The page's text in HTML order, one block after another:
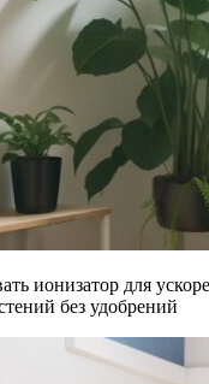
ионизатор для
без удобрений